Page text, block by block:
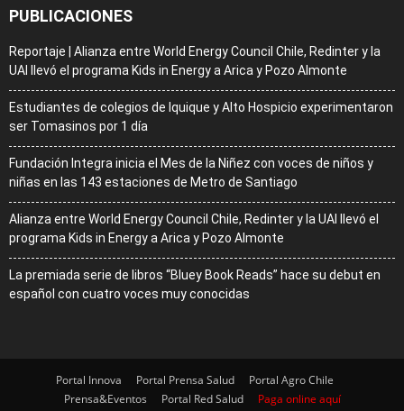
PUBLICACIONES
Reportaje | Alianza entre World Energy Council Chile, Redinter y la
UAI llevó el programa Kids in Energy a Arica y Pozo Almonte
Estudiantes de colegios de Iquique y Alto Hospicio experimentaron
ser Tomasinos por 1 día
Fundación Integra inicia el Mes de la Niñez con voces de niños y
niñas en las 143 estaciones de Metro de Santiago
Alianza entre World Energy Council Chile, Redinter y la UAI llevó el
programa Kids in Energy a Arica y Pozo Almonte
La premiada serie de libros “Bluey Book Reads” hace su debut en
español con cuatro voces muy conocidas
Portal Innova Portal Prensa Salud
Portal Agro Chile
Prensa&Eventos
Portal Red Salud Paga online aquí